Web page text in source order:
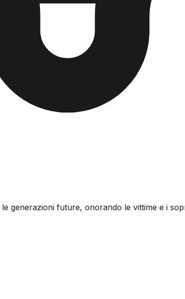
generazioni future, onorando le vittime e i